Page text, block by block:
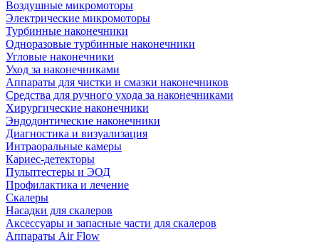
Воздушные микромоторы
Электрические микромоторы
Турбинные наконечники
Одноразовые турбинные наконечники
Угловые наконечники
Уход за наконечниками
Аппараты для чистки и смазки наконечников
Средства для ручного ухода за наконечниками
Хирургические наконечники
Эндодонтические наконечники
Диагностика и визуализация
Интраоральные камеры
Кариес-детекторы
Пульптестеры и ЭОД
Профилактика и лечение
Скалеры
Насадки для скалеров
Аксессуары и запасные части для скалеров
Аппараты Air Flow